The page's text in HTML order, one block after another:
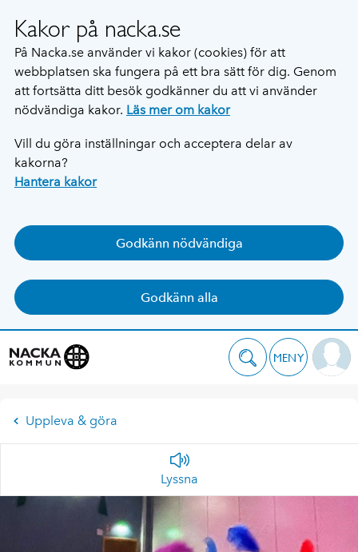
Kakor på nacka.se
På Nacka.se använder vi kakor (cookies) för att
webbplatsen ska fungera på ett bra sätt för dig. Genom
att fortsätta ditt besök godkänner du att vi använder
nödvändiga kakor. Läs mer om kakor
Vill du göra inställningar och acceptera delar av
kakorna?
Hantera kakor
Godkänn nödvändiga
Godkänn alla
MENY
Uppleva & göra
Lyssna